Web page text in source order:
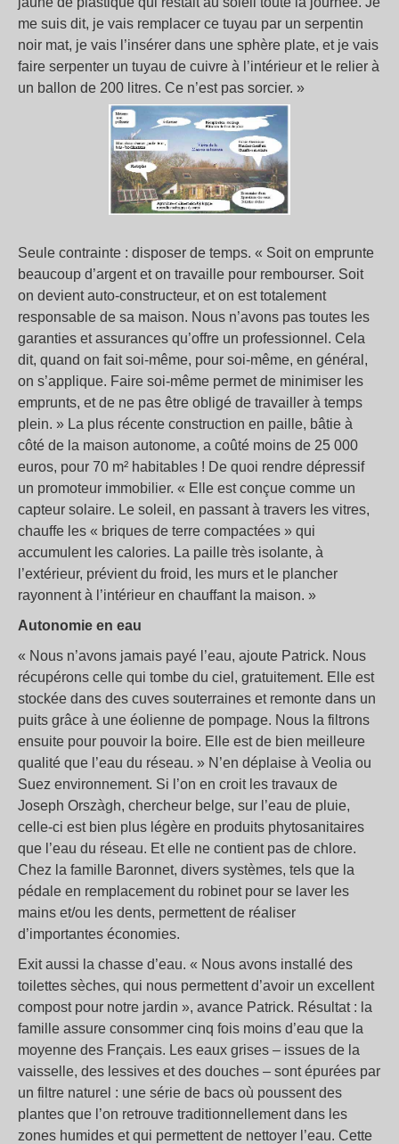
me suis dit, je vais remplacer ce tuyau par un serpentin
noir mat, je vais l’insérer dans une sphère plate, et je vais
faire serpenter un tuyau de cuivre à l’intérieur et le relier à
un ballon de 200 litres. Ce n’est pas sorcier. »
Seule contrainte : disposer de temps. « Soit on emprunte
beaucoup d’argent et on travaille pour rembourser. Soit
on devient auto-constructeur, et on est totalement
responsable de sa maison. Nous n’avons pas toutes les
garanties et assurances qu’offre un professionnel. Cela
dit, quand on fait soi-même, pour soi-même, en général,
on s’applique. Faire soi-même permet de minimiser les
emprunts, et de ne pas être obligé de travailler à temps
plein. » La plus récente construction en paille, bâtie à
côté de la maison autonome, a coûté moins de 25 000
euros, pour 70 m² habitables ! De quoi rendre dépressif
un promoteur immobilier. « Elle est conçue comme un
capteur solaire. Le soleil, en passant à travers les vitres,
chauffe les « briques de terre compactées » qui
accumulent les calories. La paille très isolante, à
l’extérieur, prévient du froid, les murs et le plancher
rayonnent à l’intérieur en chauffant la maison. »
Autonomie en eau
« Nous n’avons jamais payé l’eau, ajoute Patrick. Nous
récupérons celle qui tombe du ciel, gratuitement. Elle est
stockée dans des cuves souterraines et remonte dans un
puits grâce à une éolienne de pompage. Nous la filtrons
ensuite pour pouvoir la boire. Elle est de bien meilleure
qualité que l’eau du réseau. » N’en déplaise à Veolia ou
Suez environnement. Si l’on en croit les travaux de
Joseph Orszàgh, chercheur belge, sur l’eau de pluie,
celle-ci est bien plus légère en produits phytosanitaires
que l’eau du réseau. Et elle ne contient pas de chlore.
Chez la famille Baronnet, divers systèmes, tels que la
pédale en remplacement du robinet pour se laver les
mains et/ou les dents, permettent de réaliser
d’importantes économies.
Exit aussi la chasse d’eau. « Nous avons installé des
toilettes sèches, qui nous permettent d’avoir un excellent
compost pour notre jardin », avance Patrick. Résultat : la
famille assure consommer cinq fois moins d’eau que la
moyenne des Français. Les eaux grises – issues de la
vaisselle, des lessives et des douches – sont épurées par
un filtre naturel : une série de bacs où poussent des
plantes que l’on retrouve traditionnellement dans les
zones humides et qui permettent de nettoyer l’eau. Cette